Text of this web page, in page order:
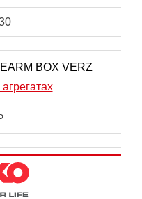
BOX VERZ